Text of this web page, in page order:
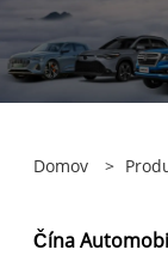
Domov >
Čína